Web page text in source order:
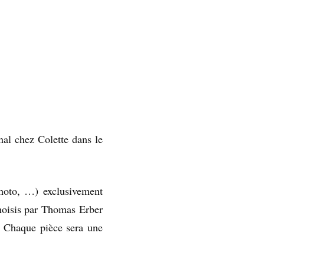
chez Colette dans le
…) exclusivement
par Thomas Erber
pièce sera une